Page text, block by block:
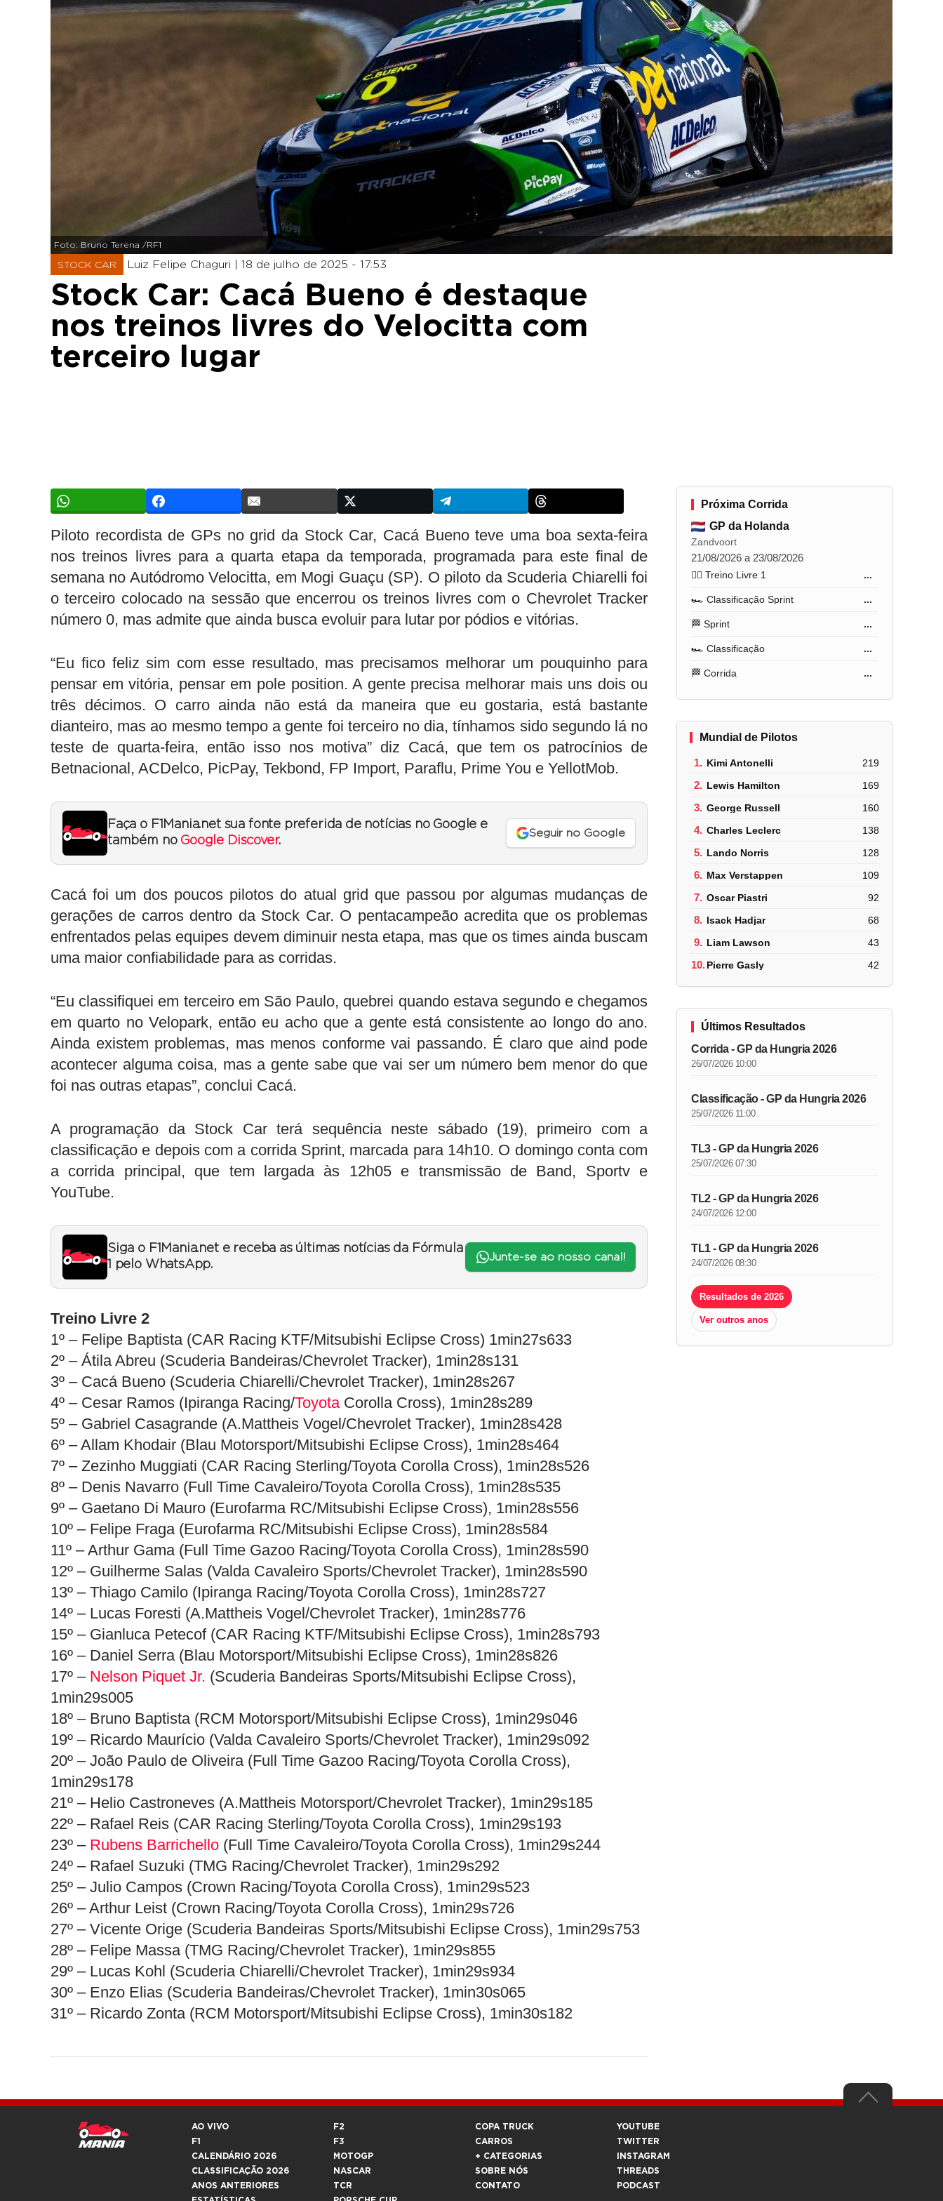
Foto: Bruno Terena /RF1
STOCK CAR Luiz Felipe Chaguri | 18 de julho de 2025 - 17:53
Stock Car: Cacá Bueno é destaque
nos treinos livres do Velocitta com
terceiro lugar
Piloto recordista de GPs no grid da Stock Car, Cacá Bueno teve uma boa sexta-feira
nos treinos livres para a quarta etapa da temporada, programada para este final de
semana no Autódromo Velocitta, em Mogi Guaçu (SP). O piloto da Scuderia Chiarelli foi
o terceiro colocado na sessão que encerrou os treinos livres com o Chevrolet Tracker
número 0, mas admite que ainda busca evoluir para lutar por pódios e vitórias.
“Eu fico feliz sim com esse resultado, mas precisamos melhorar um pouquinho para
pensar em vitória, pensar em pole position. A gente precisa melhorar mais uns dois ou
três décimos. O carro ainda não está da maneira que eu gostaria, está bastante
dianteiro, mas ao mesmo tempo a gente foi terceiro no dia, tínhamos sido segundo lá no
teste de quarta-feira, então isso nos motiva” diz Cacá, que tem os patrocínios de
Betnacional, ACDelco, PicPay, Tekbond, FP Import, Paraflu, Prime You e YellotMob.
Faça o F1Mania.net sua fonte preferida de notícias no Google e
também no Google Discover.
Seguir no Google
Cacá foi um dos poucos pilotos do atual grid que passou por algumas mudanças de
gerações de carros dentro da Stock Car. O pentacampeão acredita que os problemas
enfrentados pelas equipes devem diminuir nesta etapa, mas que os times ainda buscam
uma maior confiabilidade para as corridas.
“Eu classifiquei em terceiro em São Paulo, quebrei quando estava segundo e chegamos
em quarto no Velopark, então eu acho que a gente está consistente ao longo do ano.
Ainda existem problemas, mas menos conforme vai passando. É claro que aind pode
acontecer alguma coisa, mas a gente sabe que vai ser um número bem menor do que
foi nas outras etapas”, conclui Cacá.
A programação da Stock Car terá sequência neste sábado (19), primeiro com a
classificação e depois com a corrida Sprint, marcada para 14h10. O domingo conta com
a corrida principal, que tem largada às 12h05 e transmissão de Band, Sportv e
YouTube.
Siga o F1Mania.net e receba as últimas notícias da Fórmula
1 pelo WhatsApp.
Junte-se ao nosso canal!
Treino Livre 2
1º – Felipe Baptista (CAR Racing KTF/Mitsubishi Eclipse Cross) 1min27s633
2º – Átila Abreu (Scuderia Bandeiras/Chevrolet Tracker), 1min28s131
3º – Cacá Bueno (Scuderia Chiarelli/Chevrolet Tracker), 1min28s267
4º – Cesar Ramos (Ipiranga Racing/ToyotaCorolla Cross), 1min28s289
5º – Gabriel Casagrande (A.Mattheis Vogel/Chevrolet Tracker), 1min28s428
6º – Allam Khodair (Blau Motorsport/Mitsubishi Eclipse Cross), 1min28s464
7º – Zezinho Muggiati (CAR Racing Sterling/Toyota Corolla Cross), 1min28s526
8º – Denis Navarro (Full Time Cavaleiro/Toyota Corolla Cross), 1min28s535
9º – Gaetano Di Mauro (Eurofarma RC/Mitsubishi Eclipse Cross), 1min28s556
10º – Felipe Fraga (Eurofarma RC/Mitsubishi Eclipse Cross), 1min28s584
11º – Arthur Gama (Full Time Gazoo Racing/Toyota Corolla Cross), 1min28s590
12º – Guilherme Salas (Valda Cavaleiro Sports/Chevrolet Tracker), 1min28s590
13º – Thiago Camilo (Ipiranga Racing/Toyota Corolla Cross), 1min28s727
14º – Lucas Foresti (A.Mattheis Vogel/Chevrolet Tracker), 1min28s776
15º – Gianluca Petecof (CAR Racing KTF/Mitsubishi Eclipse Cross), 1min28s793
16º – Daniel Serra (Blau Motorsport/Mitsubishi Eclipse Cross), 1min28s826
17º – Nelson Piquet Jr. (Scuderia Bandeiras Sports/Mitsubishi Eclipse Cross),
1min29s005
18º – Bruno Baptista (RCM Motorsport/Mitsubishi Eclipse Cross), 1min29s046
19º – Ricardo Maurício (Valda Cavaleiro Sports/Chevrolet Tracker), 1min29s092
20º – João Paulo de Oliveira (Full Time Gazoo Racing/Toyota Corolla Cross),
1min29s178
21º – Helio Castroneves (A.Mattheis Motorsport/Chevrolet Tracker), 1min29s185
22º – Rafael Reis (CAR Racing Sterling/Toyota Corolla Cross), 1min29s193
23º – Rubens Barrichello (Full Time Cavaleiro/Toyota Corolla Cross), 1min29s244
24º – Rafael Suzuki (TMG Racing/Chevrolet Tracker), 1min29s292
25º – Julio Campos (Crown Racing/Toyota Corolla Cross), 1min29s523
26º – Arthur Leist (Crown Racing/Toyota Corolla Cross), 1min29s726
27º – Vicente Orige (Scuderia Bandeiras Sports/Mitsubishi Eclipse Cross), 1min29s753
28º – Felipe Massa (TMG Racing/Chevrolet Tracker), 1min29s855
29º – Lucas Kohl (Scuderia Chiarelli/Chevrolet Tracker), 1min29s934
30º – Enzo Elias (Scuderia Bandeiras/Chevrolet Tracker), 1min30s065
31º – Ricardo Zonta (RCM Motorsport/Mitsubishi Eclipse Cross), 1min30s182
Próxima Corrida
GP da Holanda
Zandvoort
21/08/2026 a 23/08/2026
🏋️‍♂️ Treino Livre 1 ...
🏎️ Classificação Sprint ...
🏁 Sprint ...
🏎️ Classificação ...
🏁 Corrida ...
Mundial de Pilotos
1. Kimi Antonelli 219
2. Lewis Hamilton 169
3. George Russell 160
4. Charles Leclerc 138
5. Lando Norris 128
6. Max Verstappen 109
7. Oscar Piastri 92
8. Isack Hadjar 68
9. Liam Lawson 43
10.Pierre Gasly 42
Últimos Resultados
Corrida - GP da Hungria 2026
26/07/2026 10:00
Classificação - GP da Hungria 2026
25/07/2026 11:00
TL3 - GP da Hungria 2026
25/07/2026 07:30
TL2 - GP da Hungria 2026
24/07/2026 12:00
TL1 - GP da Hungria 2026
24/07/2026 08:30
Resultados de 2026
Ver outros anos
AO VIVO
F1
CALENDÁRIO 2026
CLASSIFICAÇÃO 2026
ANOS ANTERIORES
F2
F3
MOTOGP
NASCAR
TCR
COPA TRUCK
CARROS
+ CATEGORIAS
SOBRE NÓS
CONTATO
YOUTUBE
TWITTER
INSTAGRAM
THREADS
PODCAST